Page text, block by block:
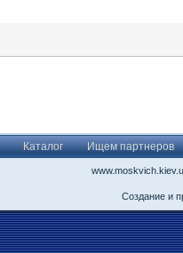
Каталог Ищем партнеров
Создание и